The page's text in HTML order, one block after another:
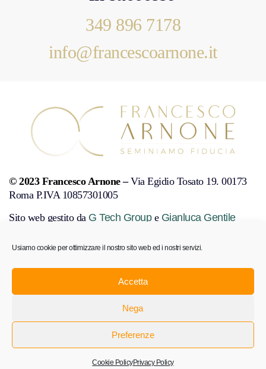
Usiamo cookie per ottimizzare il nostro sito web ed i nostri servizi.
Accetta
Nega
Preferenze
Cookie PolicyPrivacy Policy
349 896 7178
info@francescoarnone.it
© 2023 Francesco Arnone–Via Egidio Tosato 19. 00173
Roma P.IVA 10857301005
Sito web gestito da G Tech Groupe Gianluca Gentile
PRIVACY POLICY COOKIE POLICY DISCONOSCIMENTO